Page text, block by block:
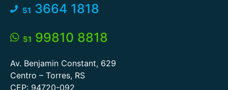
51 3664 1818
51 99810 8818
Av. Benjamin Constant, 629
Centro – Torres, RS
CEP: 94720-092